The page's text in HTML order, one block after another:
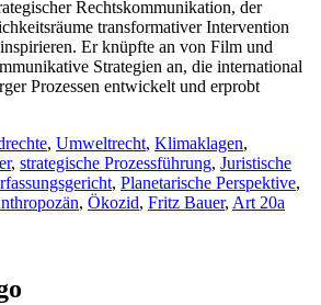
Rechtskommunikation, der
transformativer Intervention
Er knüpfte an von Film und
Strategien an, die international
Prozessen entwickelt und erprobt
, Umweltrecht, Klimaklagen,
, strategische Prozessführung, Juristische
, Planetarische Perspektive,
, Ökozid, Fritz Bauer, Art 20a